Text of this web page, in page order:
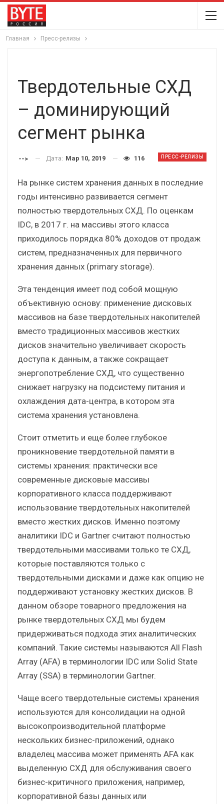
Главная Пресс-релизы
Твердотельные СХД
– доминирующий
сегмент рынка
ПРЕСС-РЕЛИЗЫ
--> Дата: Мар 10, 2019 116
На рынке систем хранения данных в последние
годы интенсивно развивается сегмент
полностью твердотельных СХД. По оценкам
IDC, в 2017 г. на массивы этого класса
приходилось порядка 80% доходов от продаж
систем, предназначенных для первичного
хранения данных (primary storage).
Эта тенденция имеет под собой мощную
объективную основу: применение дисковых
массивов на базе твердотельных накопителей
вместо традиционных массивов жестких
дисков значительно увеличивает скорость
доступа к данным, а также сокращает
энергопотребление СХД, что существенно
снижает нагрузку на подсистему питания и
охлаждения дата-центра, в котором эта
система хранения установлена.
Стоит отметить и еще более глубокое
проникновение твердотельной памяти в
системы хранения: практически все
современные дисковые массивы
корпоративного класса поддерживают
использование твердотельных накопителей
вместо жестких дисков. Именно поэтому
аналитики IDC и Gartner считают полностью
твердотельными массивами только те СХД,
которые поставляются только с
твердотельными дисками и даже как опцию не
поддерживают установку жестких дисков. В
данном обзоре товарного предложения на
рынке твердотельных СХД мы будем
придерживаться подхода этих аналитических
компаний. Такие системы называются All Flash
Array (AFA) в терминологии IDC или Solid State
Array (SSA) в терминологии Gartner.
Чаще всего твердотельные системы хранения
используются для консолидации на одной
высокопроизводительной платформе
нескольких бизнес-приложений, однако
владелец массива может применять AFA как
выделенную СХД для обслуживания своего
бизнес-критичного приложения, например,
корпоративной базы данных или